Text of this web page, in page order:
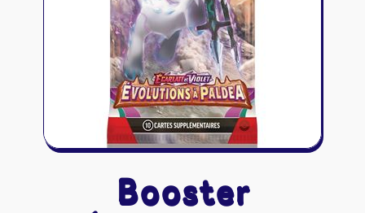
Naruto Mythos
Autres
Tapis de jeu
Booster